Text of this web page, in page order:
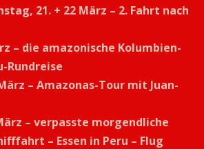
21. + 22 März – 2. Fahrt nach
– die amazonische Kolumbien-
Rundreise
– Amazonas-Tour mit Juan-
– verpasste morgendliche
– Essen in Peru – Flug